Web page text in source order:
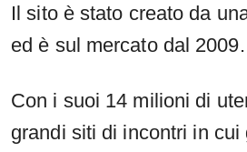
Il sito è stato creato da
ed è sul mercato dal 2009.
Con i suoi 14 milioni di
grandi siti di incontri in cui